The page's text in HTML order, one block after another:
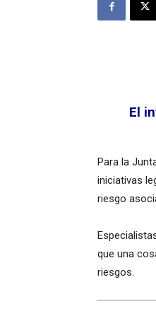
El
Para la
iniciativas
riesgo
que una
riesgos.